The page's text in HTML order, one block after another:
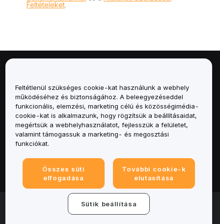
Feltételeket.
Szolgáltatások
Támogatás
Termékek
© 2025-2026 Bybit.eu. Minden jog fenntartva.
Feltétlenül szükséges cookie-kat használunk a webhely
működéséhez és biztonságához. A beleegyezéseddel
funkcionális, elemzési, marketing célú és közösségimédia-
cookie-kat is alkalmazunk, hogy rögzítsük a beállításaidat,
megértsük a webhelyhasználatot, fejlesszük a felületet,
valamint támogassuk a marketing- és megosztási
funkciókat.
Összes süti
elfogadása
További cookie-k
elutasítása
Sütik beállítása